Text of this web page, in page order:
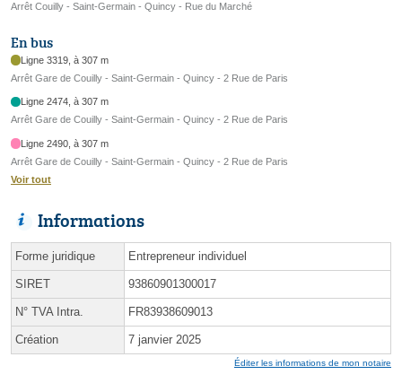
Arrêt Couilly - Saint-Germain - Quincy - Rue du Marché
En bus
Ligne 3319, à 307 m
Arrêt Gare de Couilly - Saint-Germain - Quincy - 2 Rue de Paris
Ligne 2474, à 307 m
Arrêt Gare de Couilly - Saint-Germain - Quincy - 2 Rue de Paris
Ligne 2490, à 307 m
Arrêt Gare de Couilly - Saint-Germain - Quincy - 2 Rue de Paris
Voir tout
Informations
Forme juridique Entrepreneur individuel
SIRET 93860901300017
N° TVA Intra. FR83938609013
Création 7 janvier 2025
Éditer les informations de mon notaire